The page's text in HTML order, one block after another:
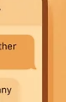
7과 함께 출시
업 등 핵심 기능을 제